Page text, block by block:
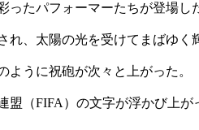
たパフォーマーたちが登場し
、太陽の光を受けてまばゆく
うに祝砲が次々と上がった。
（FIFA）の文字が浮かび上